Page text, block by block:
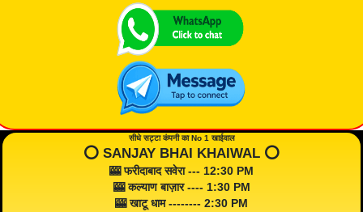
सीधे सट्टा कंपनी का No 1 खाईवाल
⭕️ SANJAY BHAI KHAIWAL ⭕️
🎰 फरीदाबाद सवेरा --- 12:30 PM
🎰 कल्याण बाज़ार ---- 1:30 PM
🎰 खाटू धाम -------- 2:30 PM